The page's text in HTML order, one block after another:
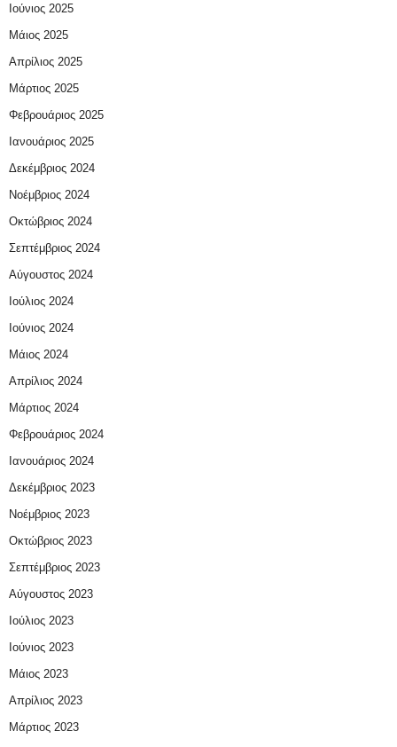
Ιούνιος 2025
Μάιος 2025
Απρίλιος 2025
Μάρτιος 2025
Φεβρουάριος 2025
Ιανουάριος 2025
Δεκέμβριος 2024
Νοέμβριος 2024
Οκτώβριος 2024
Σεπτέμβριος 2024
Αύγουστος 2024
Ιούλιος 2024
Ιούνιος 2024
Μάιος 2024
Απρίλιος 2024
Μάρτιος 2024
Φεβρουάριος 2024
Ιανουάριος 2024
Δεκέμβριος 2023
Νοέμβριος 2023
Οκτώβριος 2023
Σεπτέμβριος 2023
Αύγουστος 2023
Ιούλιος 2023
Ιούνιος 2023
Μάιος 2023
Απρίλιος 2023
Μάρτιος 2023